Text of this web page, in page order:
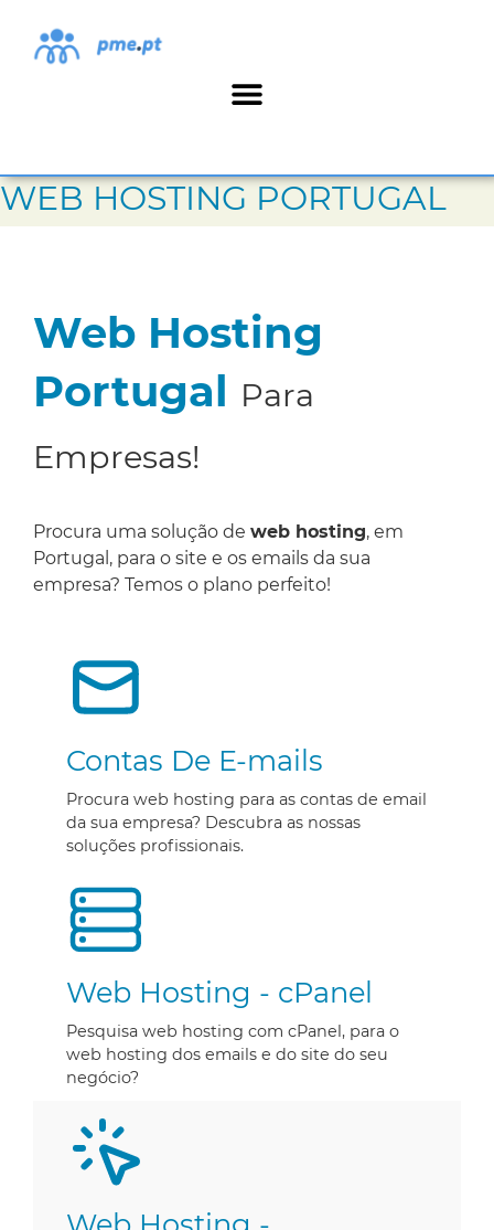
WEB HOSTING PORTUGAL
Web Hosting
Portugal Para
Empresas!
Procura uma solução de web hosting, em
Portugal, para o site e os emails da sua
empresa? Temos o plano perfeito!
Contas De E-mails
Procura web hosting para as contas de email
da sua empresa? Descubra as nossas
soluções profissionais.
Web Hosting - cPanel
Pesquisa web hosting com cPanel, para o
web hosting dos emails e do site do seu
negócio?